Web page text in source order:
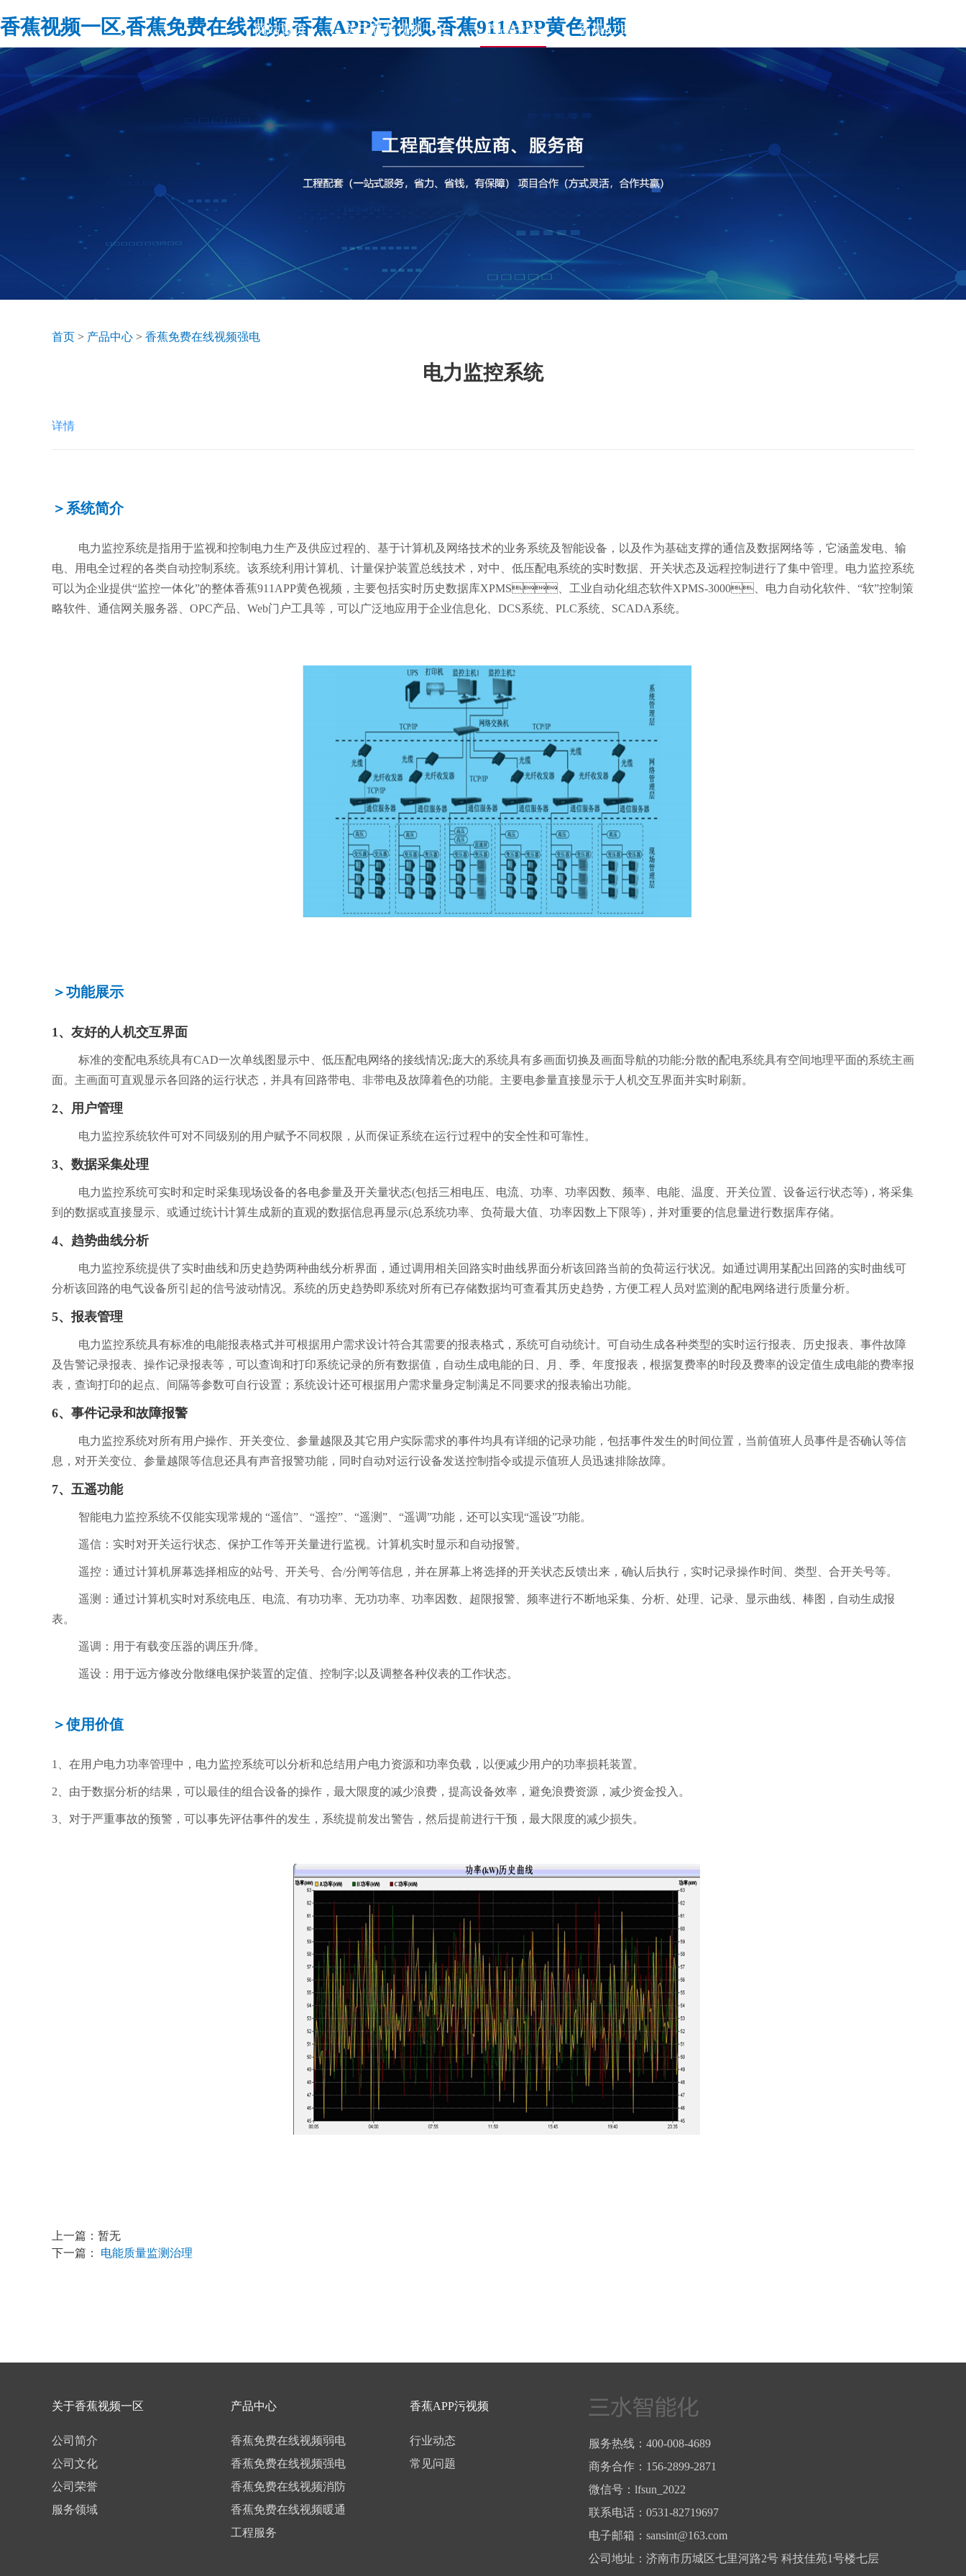
香蕉视频一区,香蕉免费在线视频,香蕉APP污视频,香蕉911APP黄色视频
网站首页 关于香蕉视频一区 产品中心 香蕉APP污视频
首页 > 产品中心 > 香蕉免费在线视频强电
电力监控系统
详情
＞系统简介
电力监控系统是指用于监视和控制电力生产及供应过程的、基于计算机及网络技术的业务系统及智能设备，以及作为基础支撑的通信及数据网络等，它涵盖发电、输
电、用电全过程的各类自动控制系统。该系统利用计算机、计量保护装置总线技术，对中、低压配电系统的实时数据、开关状态及远程控制进行了集中管理。电力监控系统
可以为企业提供“监控一体化”的整体香蕉911APP黄色视频，主要包括实时历史数据库XPMS、工业自动化组态软件XPMS-3000、电力自动化软件、“软”控制策
略软件、通信网关服务器、OPC产品、Web门户工具等，可以广泛地应用于企业信息化、DCS系统、PLC系统、SCADA系统。
＞功能展示
1、 友好的人机交互界面
标准的变配电系统具有CAD一次单线图显示中、低压配电网络的接线情况;庞大的系统具有多画面切换及画面导航的功能;分散的配电系统具有空间地理平面的系统主画
面。主画面可直观显示各回路的运行状态，并具有回路带电、非带电及故障着色的功能。主要电参量直接显示于人机交互界面并实时刷新。
2、 用户管理
电力监控系统软件可对不同级别的用户赋予不同权限，从而保证系统在运行过程中的安全性和可靠性。
3、数据采集处理
电力监控系统可实时和定时采集现场设备的各电参量及开关量状态(包括三相电压、电流、功率、功率因数、频率、电能、温度、开关位置、设备运行状态等)，将采集
到的数据或直接显示、或通过统计计算生成新的直观的数据信息再显示(总系统功率、负荷最大值、功率因数上下限等)，并对重要的信息量进行数据库存储。
4、 趋势曲线分析
电力监控系统提供了实时曲线和历史趋势两种曲线分析界面，通过调用相关回路实时曲线界面分析该回路当前的负荷运行状况。如通过调用某配出回路的实时曲线可
分析该回路的电气设备所引起的信号波动情况。系统的历史趋势即系统对所有已存储数据均可查看其历史趋势，方便工程人员对监测的配电网络进行质量分析。
5、 报表管理
电力监控系统具有标准的电能报表格式并可根据用户需求设计符合其需要的报表格式，系统可自动统计。可自动生成各种类型的实时运行报表、历史报表、事件故障
及告警记录报表、操作记录报表等，可以查询和打印系统记录的所有数据值，自动生成电能的日、月、季、年度报表，根据复费率的时段及费率的设定值生成电能的费率报
表，查询打印的起点、间隔等参数可自行设置；系统设计还可根据用户需求量身定制满足不同要求的报表输出功能。
6、 事件记录和故障报警
电力监控系统对所有用户操作、开关变位、参量越限及其它用户实际需求的事件均具有详细的记录功能，包括事件发生的时间位置，当前值班人员事件是否确认等信
息，对开关变位、参量越限等信息还具有声音报警功能，同时自动对运行设备发送控制指令或提示值班人员迅速排除故障。
7、 五遥功能
智能电力监控系统不仅能实现常规的 “遥信”、“遥控”、“遥测”、“遥调”功能，还可以实现“遥设”功能。
遥信：实时对开关运行状态、保护工作等开关量进行监视。计算机实时显示和自动报警。
遥控：通过计算机屏幕选择相应的站号、开关号、合/分闸等信息，并在屏幕上将选择的开关状态反馈出来，确认后执行，实时记录操作时间、类型、合开关号等。
遥测：通过计算机实时对系统电压、电流、有功功率、无功功率、功率因数、超限报警、频率进行不断地采集、分析、处理、记录、显示曲线、棒图，自动生成报
表。
遥调：用于有载变压器的调压升/降。
遥设：用于远方修改分散继电保护装置的定值、控制字;以及调整各种仪表的工作状态。
＞使用价值
1、在用户电力功率管理中，电力监控系统可以分析和总结用户电力资源和功率负载，以便减少用户的功率损耗装置。
2、由于数据分析的结果，可以最佳的组合设备的操作，最大限度的减少浪费，提高设备效率，避免浪费资源，减少资金投入。
3、对于严重事故的预警，可以事先评估事件的发生，系统提前发出警告，然后提前进行干预，最大限度的减少损失。
上一篇：暂无
下一篇：
电能质量监测治理
关于香蕉视频一区
公司简介
公司文化
公司荣誉
服务领域
产品中心
香蕉免费在线视频弱电
香蕉免费在线视频强电
香蕉免费在线视频消防
香蕉免费在线视频暖通
工程服务
香蕉APP污视频
行业动态
常见问题
服务热线：400-008-4689
商务合作：156-2899-2871
微信号：lfsun_2022
联系电话：0531-82719697
电子邮箱：sansint@163.com
公司地址：济南市历城区七里河路2号 科技佳苑1号楼七层